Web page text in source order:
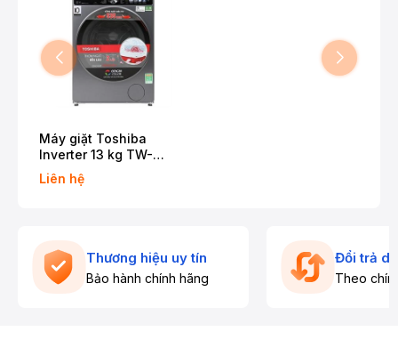
Máy giặt Toshiba
Inverter 13 kg TW-
T25BZP140MWV(MG)
Liên hệ
Thương hiệu uy tín
Bảo hành chính hãng
Đổi trả
Theo